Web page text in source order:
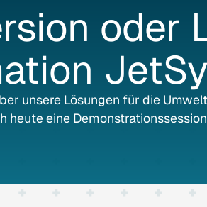
oder
unsere Lösungen für die
heute eine